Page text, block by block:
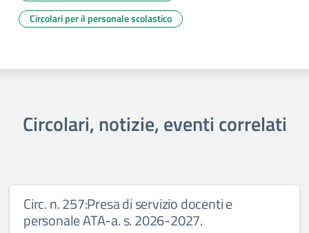
Circolari per il personale scolastico
Circolari, notizie, eventi correlati
Circ. n. 257:Presa di servizio docenti e
personale ATA-a. s. 2026-2027.